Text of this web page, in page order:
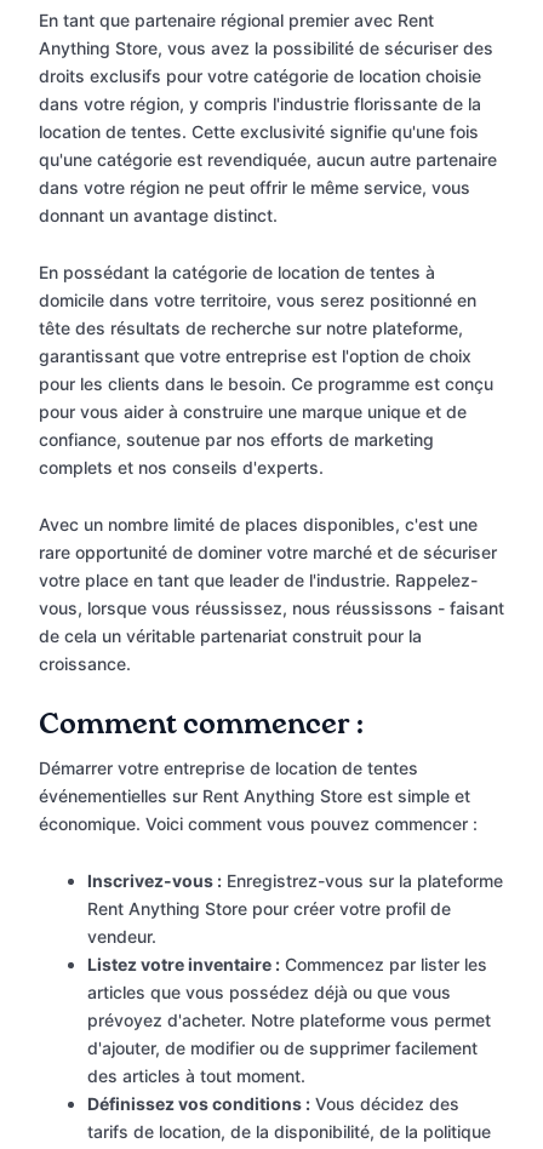
En tant que partenaire régional premier avec Rent
Anything Store, vous avez la possibilité de sécuriser des
droits exclusifs pour votre catégorie de location choisie
dans votre région, y compris l'industrie florissante de la
location de tentes. Cette exclusivité signifie qu'une fois
qu'une catégorie est revendiquée, aucun autre partenaire
dans votre région ne peut offrir le même service, vous
donnant un avantage distinct.
En possédant la catégorie de location de tentes à
domicile dans votre territoire, vous serez positionné en
tête des résultats de recherche sur notre plateforme,
garantissant que votre entreprise est l'option de choix
pour les clients dans le besoin. Ce programme est conçu
pour vous aider à construire une marque unique et de
confiance, soutenue par nos efforts de marketing
complets et nos conseils d'experts.
Avec un nombre limité de places disponibles, c'est une
rare opportunité de dominer votre marché et de sécuriser
votre place en tant que leader de l'industrie. Rappelez-
vous, lorsque vous réussissez, nous réussissons - faisant
de cela un véritable partenariat construit pour la
croissance.
Comment commencer :
Démarrer votre entreprise de location de tentes
événementielles sur Rent Anything Store est simple et
économique. Voici comment vous pouvez commencer :
Inscrivez-vous : Enregistrez-vous sur la plateforme
Rent Anything Store pour créer votre profil de
vendeur.
Listez votre inventaire : Commencez par lister les
articles que vous possédez déjà ou que vous
prévoyez d'acheter. Notre plateforme vous permet
d'ajouter, de modifier ou de supprimer facilement
des articles à tout moment.
Définissez vos conditions : Vous décidez des
tarifs de location, de la disponibilité, de la politique